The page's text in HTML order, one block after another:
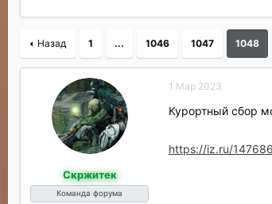
т
р
т
н
ч
а
л
а
Назад 1 ... 1046 1047 1048
Скржитек
Команда форума
1 Мар 2023
Курортный сбор
https://iz.ru/